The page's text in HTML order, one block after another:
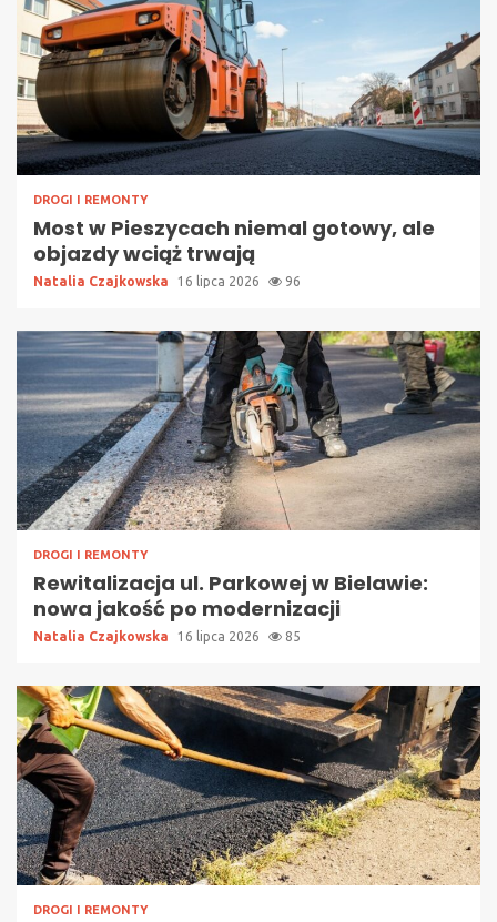
DROGI I REMONTY
Most w Pieszycach niemal gotowy, ale
objazdy wciąż trwają
Natalia Czajkowska 16 lipca 2026 96
DROGI I REMONTY
Rewitalizacja ul. Parkowej w Bielawie:
nowa jakość po modernizacji
Natalia Czajkowska 16 lipca 2026 85
DROGI I REMONTY